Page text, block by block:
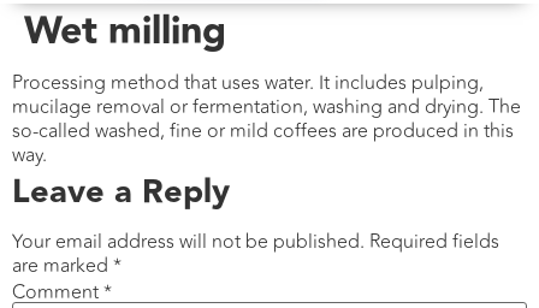
Wet milling
Processing method that uses water. It includes pulping,
mucilage removal or fermentation, washing and drying. The
so-called washed, fine or mild coffees are produced in this
way.
Leave a Reply
Your email address will not be published. Required fields
are marked *
Comment*